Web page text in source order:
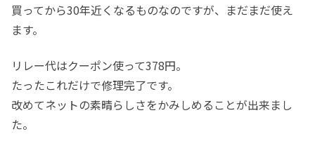
買ってから30年近くなるものなのですが、まだまだ使え
ます。
リレー代はクーポン使って378円。
たったこれだけで修理完了です。
改めてネットの素晴らしさをかみしめることが出来まし
た。